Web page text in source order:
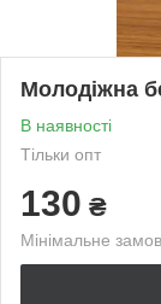
Молодіжна
В наявності
Тільки опт
130 ₴
Мінімальне